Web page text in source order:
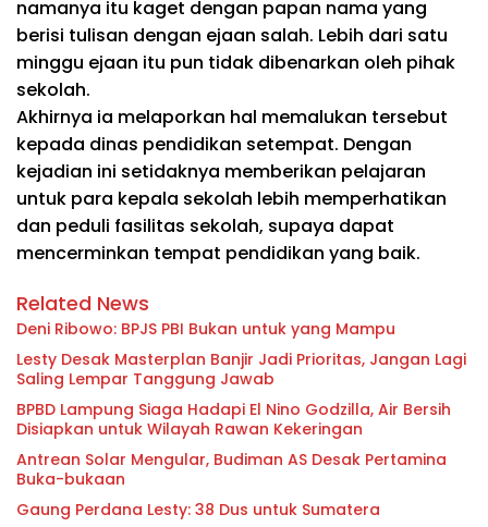
namanya itu kaget dengan papan nama yang
berisi tulisan dengan ejaan salah. Lebih dari satu
minggu ejaan itu pun tidak dibenarkan oleh pihak
sekolah.
Akhirnya ia melaporkan hal memalukan tersebut
kepada dinas pendidikan setempat. Dengan
kejadian ini setidaknya memberikan pelajaran
untuk para kepala sekolah lebih memperhatikan
dan peduli fasilitas sekolah, supaya dapat
mencerminkan tempat pendidikan yang baik.
Related News
Deni Ribowo: BPJS PBI Bukan untuk yang Mampu
Lesty Desak Masterplan Banjir Jadi Prioritas, Jangan Lagi
Saling Lempar Tanggung Jawab
BPBD Lampung Siaga Hadapi El Nino Godzilla, Air Bersih
Disiapkan untuk Wilayah Rawan Kekeringan
Antrean Solar Mengular, Budiman AS Desak Pertamina
Buka-bukaan
Gaung Perdana Lesty: 38 Dus untuk Sumatera